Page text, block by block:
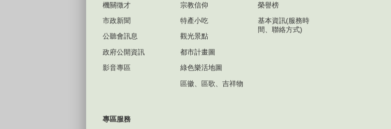
機關徵才
市政新聞
公聽會訊息
政府公開資訊
影音專區
宗教信仰
特產小吃
觀光景點
都市計畫圖
綠色樂活地圖
區徽、區歌、吉祥物
榮譽榜
基本資訊(服務時
間、聯絡方式)
專區服務